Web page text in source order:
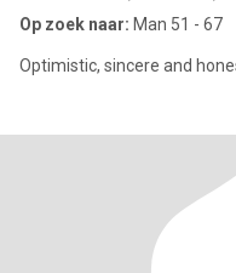
Op zoek naar: Man 51 - 67
Optimistic, sincere and